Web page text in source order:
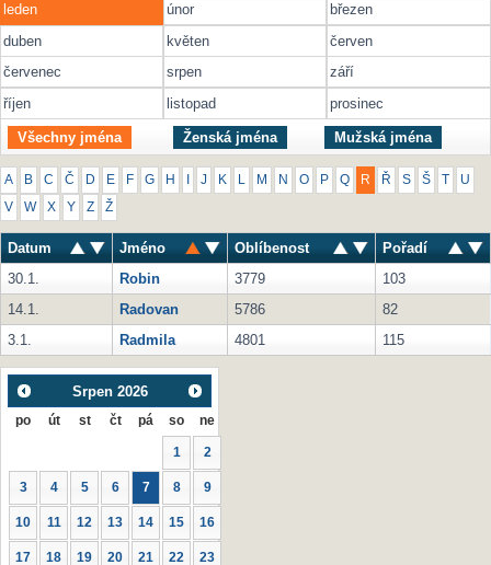
leden únor
březen
duben
květen
červen
červenec
srpen
září
říjen
listopad prosinec
Všechny jména Ženská jména Mužská jména
A B C Č D E F G H J K M N O P Q R Ř S Š U
V W X Y Z Ž
Datum Jméno Oblíbenost
Pořadí
30.1.
Robin 3779
103
14.1.
Radovan 5786
82
3.1.
Radmila 4801 115
Srpen 2026
po út st čt pá so ne
1 2
3 4 5 6 7 8 9
10 11 12 13 14 15 16
17 18 19 20 21 22 23